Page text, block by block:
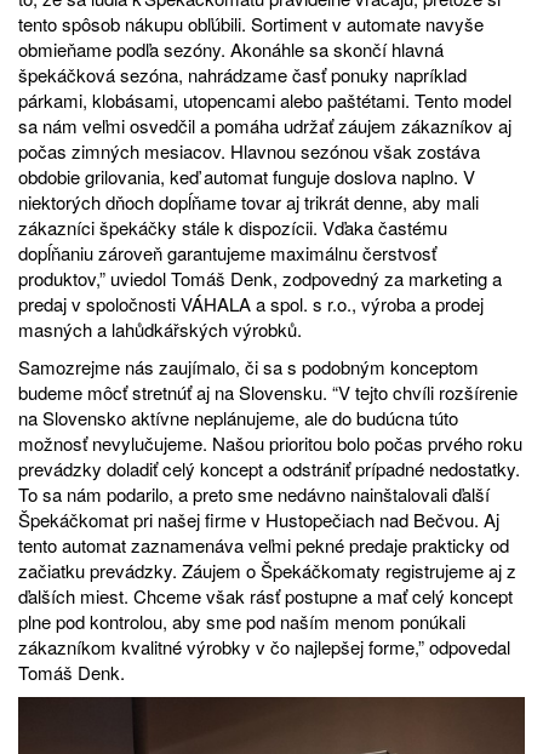
tento spôsob nákupu obľúbili. Sortiment v automate navyše
obmieňame podľa sezóny. Akonáhle sa skončí hlavná
špekáčková sezóna, nahrádzame časť ponuky napríklad
párkami, klobásami, utopencami alebo paštétami. Tento model
sa nám veľmi osvedčil a pomáha udržať záujem zákazníkov aj
počas zimných mesiacov. Hlavnou sezónou však zostáva
obdobie grilovania, keď automat funguje doslova naplno. V
niektorých dňoch dopĺňame tovar aj trikrát denne, aby mali
zákazníci špekáčky stále k dispozícii. Vďaka častému
dopĺňaniu zároveň garantujeme maximálnu čerstvosť
produktov,” uviedol Tomáš Denk, zodpovedný za marketing a
predaj v spoločnosti VÁHALA a spol. s r.o., výroba a prodej
masných a lahůdkářských výrobků.
Samozrejme nás zaujímalo, či sa s podobným konceptom
budeme môcť stretnúť aj na Slovensku. “V tejto chvíli rozšírenie
na Slovensko aktívne neplánujeme, ale do budúcna túto
možnosť nevylučujeme. Našou prioritou bolo počas prvého roku
prevádzky doladiť celý koncept a odstrániť prípadné nedostatky.
To sa nám podarilo, a preto sme nedávno nainštalovali ďalší
Špekáčkomat pri našej firme v Hustopečiach nad Bečvou. Aj
tento automat zaznamenáva veľmi pekné predaje prakticky od
začiatku prevádzky. Záujem o Špekáčkomaty registrujeme aj z
ďalších miest. Chceme však rásť postupne a mať celý koncept
plne pod kontrolou, aby sme pod naším menom ponúkali
zákazníkom kvalitné výrobky v čo najlepšej forme,” odpovedal
Tomáš Denk.